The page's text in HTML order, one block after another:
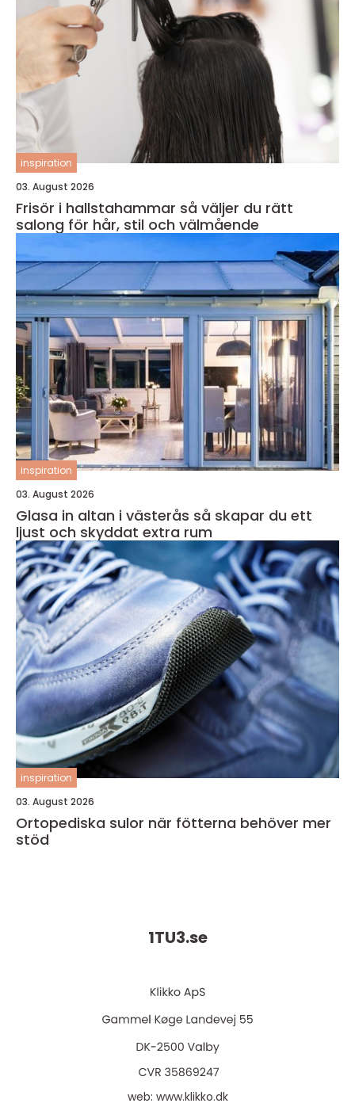
inspiration
03. August 2026
Frisör i hallstahammar så väljer du rätt
salong för hår, stil och välmående
inspiration
03. August 2026
Glasa in altan i västerås så skapar du ett
ljust och skyddat extra rum
inspiration
03. August 2026
Ortopediska sulor när fötterna behöver mer
stöd
1TU3.se
web: www.klikko.dk